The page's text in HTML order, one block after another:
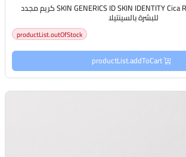
SKIN GENERICS ID SKIN IDENTITY Cica Regenerating Cream كريم مجدد
للبشرة بالسينتيلا
productList.outOfStock
productList.addToCart